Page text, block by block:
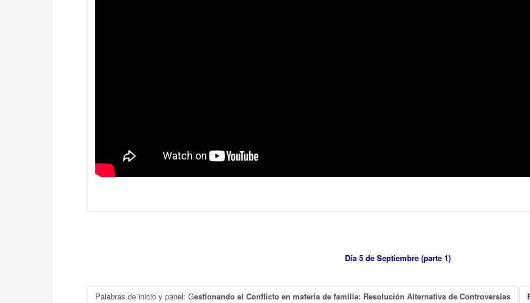
Día 5 de Septiembre (parte 1)
Palabras de inicio y panel: Gestionando el Conflicto en materia de familia: Resolución Alternativa de Controversias